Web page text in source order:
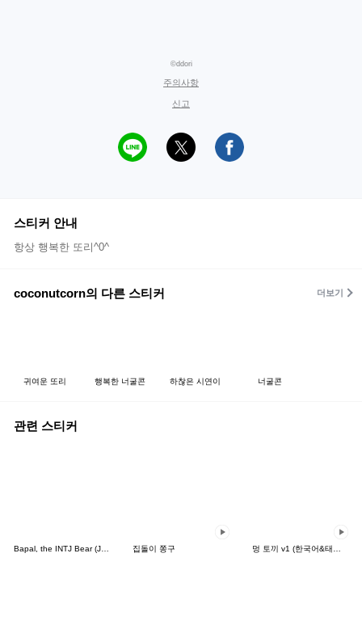
©ddori
주의사항
신고
스티커 안내
항상 행복한 또리^0^
coconutcorn의 다른 스티커 더보기
귀여운 또리 행복한 너굴콘 하찮은 시연이 너굴콘
관련 스티커
Bapal, the INTJ Bear (JPN) 집돌이 쫑구 멍 토끼 v1 (한국어&태국어)